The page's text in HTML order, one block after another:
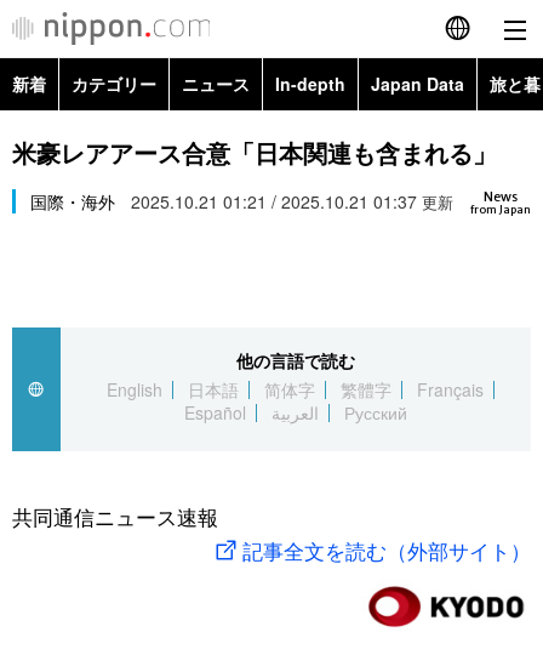
English
简体字
繁體字
العربية
社会
旅と暮らし
新着 カテゴリー ニュース In-depth Japan Data 旅と
政治・外交
経済・ビジネス
社会
文化
科学・技術
暮らし
Topics
Images
お知らせ
米豪レアアース合意「日本関連も含まれる」
News
from Japan
国際・海外 2025.10.21 01:21 / 2025.10.21 01:37 更新
他の言語で読む
English
日本語 简体字 繁體字
Français
Español
العربية Русский
共同通信ニュース速報
記事全文を読む（外部サイト）